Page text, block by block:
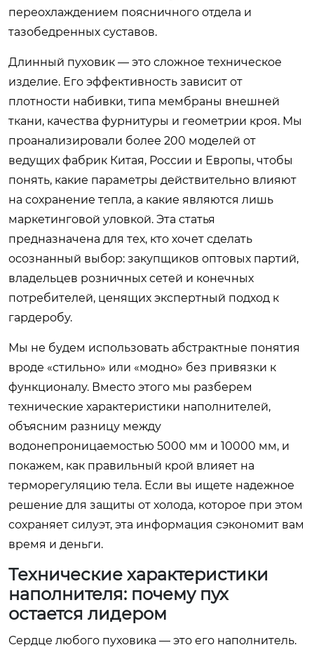
переохлаждением поясничного отдела и
тазобедренных суставов.
Длинный пуховик — это сложное техническое
изделие. Его эффективность зависит от
плотности набивки, типа мембраны внешней
ткани, качества фурнитуры и геометрии кроя. Мы
проанализировали более 200 моделей от
ведущих фабрик Китая, России и Европы, чтобы
понять, какие параметры действительно влияют
на сохранение тепла, а какие являются лишь
маркетинговой уловкой. Эта статья
предназначена для тех, кто хочет сделать
осознанный выбор: закупщиков оптовых партий,
владельцев розничных сетей и конечных
потребителей, ценящих экспертный подход к
гардеробу.
Мы не будем использовать абстрактные понятия
вроде «стильно» или «модно» без привязки к
функционалу. Вместо этого мы разберем
технические характеристики наполнителей,
объясним разницу между
водонепроницаемостью 5000 мм и 10000 мм, и
покажем, как правильный крой влияет на
терморегуляцию тела. Если вы ищете надежное
решение для защиты от холода, которое при этом
сохраняет силуэт, эта информация сэкономит вам
время и деньги.
Технические характеристики
наполнителя: почему пух
остается лидером
Сердце любого пуховика — это его наполнитель.